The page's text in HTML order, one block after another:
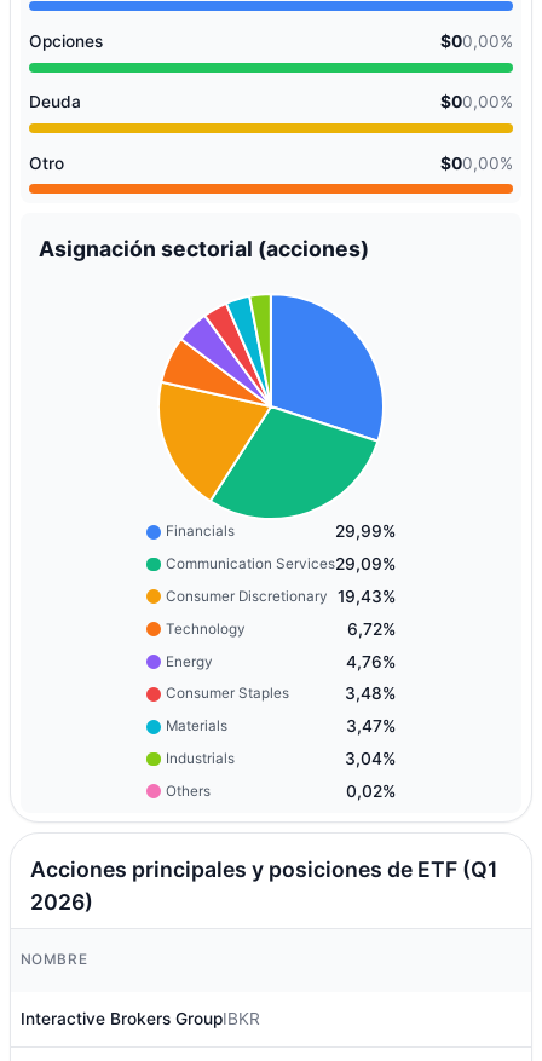
Opciones $00,00%
Deuda $00,00%
Otro $00,00%
Asignación sectorial (acciones)
Financials 29,99%
Communication Services29,09%
Consumer Discretionary 19,43%
Technology 6,72%
Energy 4,76%
Consumer Staples 3,48%
Materials 3,47%
Industrials 3,04%
Others 0,02%
Acciones principales y posiciones de ETF (Q1
2026)
NOMBRE
Interactive Brokers GroupIBKR